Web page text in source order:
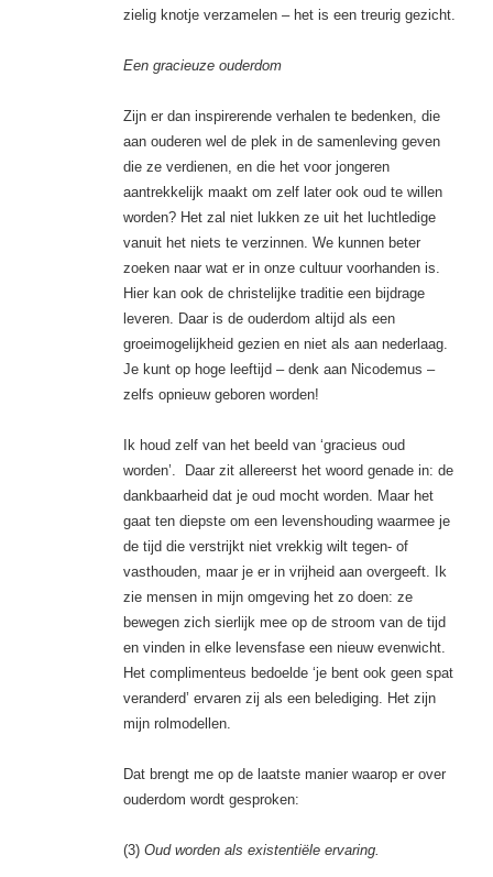
zielig knotje verzamelen – het is een treurig gezicht.
Een gracieuze ouderdom
Zijn er dan inspirerende verhalen te bedenken, die
aan ouderen wel de plek in de samenleving geven
die ze verdienen, en die het voor jongeren
aantrekkelijk maakt om zelf later ook oud te willen
worden? Het zal niet lukken ze uit het luchtledige
vanuit het niets te verzinnen. We kunnen beter
zoeken naar wat er in onze cultuur voorhanden is.
Hier kan ook de christelijke traditie een bijdrage
leveren. Daar is de ouderdom altijd als een
groeimogelijkheid gezien en niet als aan nederlaag.
Je kunt op hoge leeftijd – denk aan Nicodemus –
zelfs opnieuw geboren worden!
Ik houd zelf van het beeld van ‘gracieus oud
worden’. Daar zit allereerst het woord genade in: de
dankbaarheid dat je oud mocht worden. Maar het
gaat ten diepste om een levenshouding waarmee je
de tijd die verstrijkt niet vrekkig wilt tegen- of
vasthouden, maar je er in vrijheid aan overgeeft. Ik
zie mensen in mijn omgeving het zo doen: ze
bewegen zich sierlijk mee op de stroom van de tijd
en vinden in elke levensfase een nieuw evenwicht.
Het complimenteus bedoelde ‘je bent ook geen spat
veranderd’ ervaren zij als een belediging. Het zijn
mijn rolmodellen.
Dat brengt me op de laatste manier waarop er over
ouderdom wordt gesproken:
(3) Oud worden als existentiële ervaring.